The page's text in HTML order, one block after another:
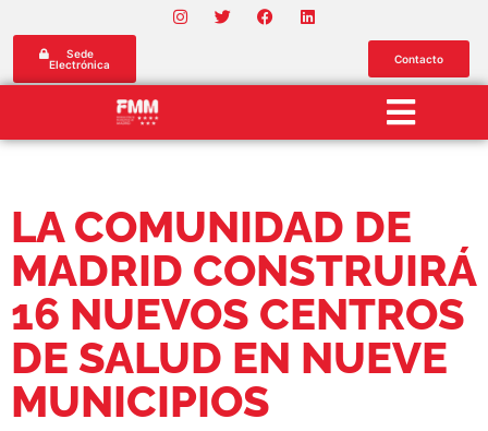
Sede
Electrónica
Contacto
LA COMUNIDAD DE
MADRID CONSTRUIRÁ
16 NUEVOS CENTROS
DE SALUD EN NUEVE
MUNICIPIOS